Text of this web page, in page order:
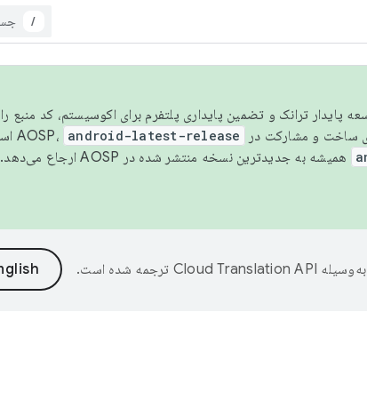
/
توسعه پایدار ترانک و تضمین پایداری پلتفرم برای اکوسیستم، کد
android-latest-release
همیشه به جدیدترین نسخه منتشر شده در AOSP ارجاع می‌دهد. برای اطلاعات بیشتر، به
ترجمه شده است.